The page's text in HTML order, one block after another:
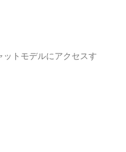
トは最大500文字
トモデルにアクセスす